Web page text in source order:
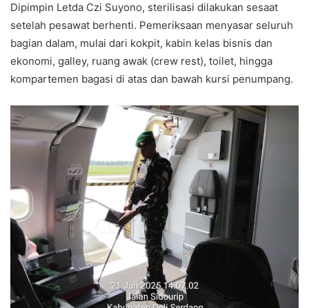
Dipimpin Letda Czi Suyono, sterilisasi dilakukan sesaat
setelah pesawat berhenti. Pemeriksaan menyasar seluruh
bagian dalam, mulai dari kokpit, kabin kelas bisnis dan
ekonomi, galley, ruang awak (crew rest), toilet, hingga
kompartemen bagasi di atas dan bawah kursi penumpang.